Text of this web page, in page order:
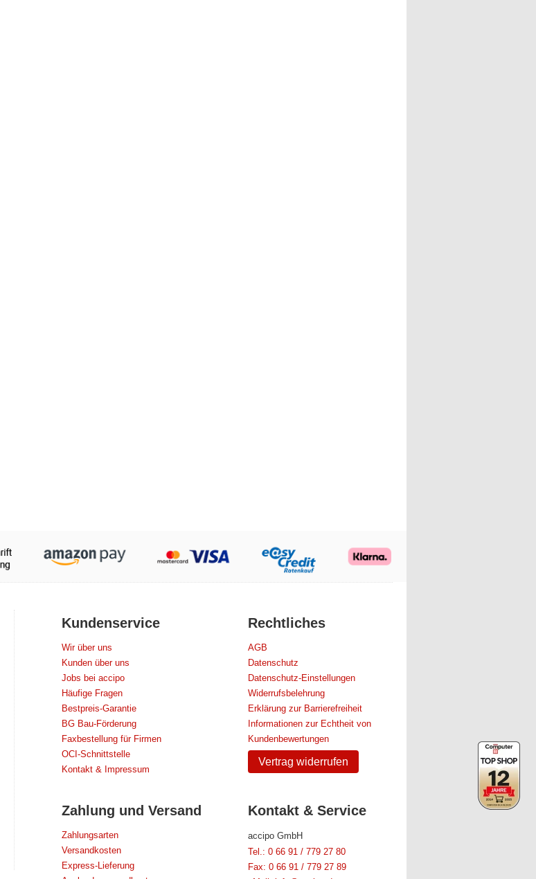
Kundenservice
Wir über uns
Kunden über uns
Jobs bei accipo
Häufige Fragen
Bestpreis-Garantie
BG Bau-Förderung
Faxbestellung für Firmen
OCI-Schnittstelle
Kontakt & Impressum
Rechtliches
AGB
Datenschutz
Datenschutz-Einstellungen
Widerrufsbelehrung
Erklärung zur Barrierefreiheit
Informationen zur Echtheit von
Kundenbewertungen
Vertrag widerrufen
Zahlung und Versand
Zahlungsarten
Versandkosten
Express-Lieferung
Kontakt & Service
accipo GmbH
Tel.: 0 66 91 / 779 27 80
Fax: 0 66 91 / 779 27 89